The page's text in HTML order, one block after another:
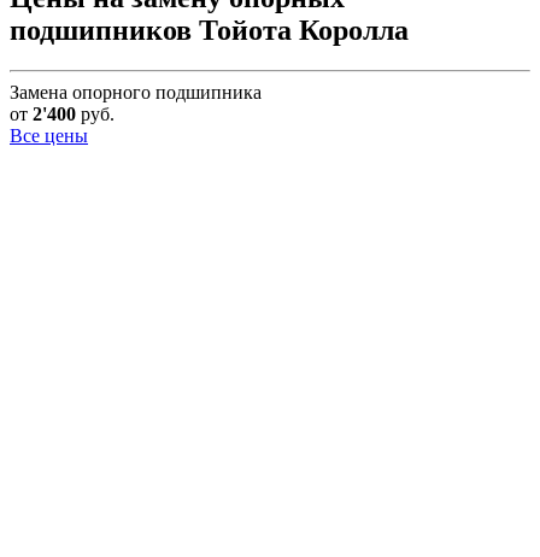
подшипников Тойота Королла
Замена опорного подшипника
от 2'400 руб.
Все цены